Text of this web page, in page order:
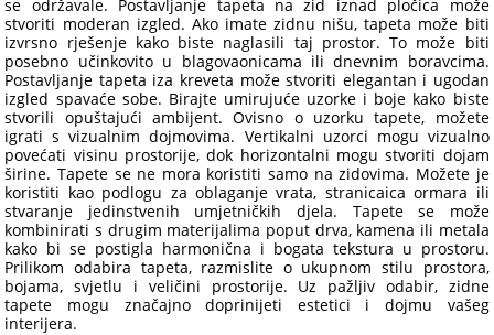
se održavale. Postavljanje tapeta na zid iznad pločica može
stvoriti moderan izgled. Ako imate zidnu nišu, tapeta može biti
izvrsno rješenje kako biste naglasili taj prostor. To može biti
posebno učinkovito u blagovaonicama ili dnevnim boravcima.
Postavljanje tapeta iza kreveta može stvoriti elegantan i ugodan
izgled spavaće sobe. Birajte umirujuće uzorke i boje kako biste
stvorili opuštajući ambijent. Ovisno o uzorku tapete, možete
igrati s vizualnim dojmovima. Vertikalni uzorci mogu vizualno
povećati visinu prostorije, dok horizontalni mogu stvoriti dojam
širine. Tapete se ne mora koristiti samo na zidovima. Možete je
koristiti kao podlogu za oblaganje vrata, stranicaica ormara ili
stvaranje jedinstvenih umjetničkih djela. Tapete se može
kombinirati s drugim materijalima poput drva, kamena ili metala
kako bi se postigla harmonična i bogata tekstura u prostoru.
Prilikom odabira tapeta, razmislite o ukupnom stilu prostora,
bojama, svjetlu i veličini prostorije. Uz pažljiv odabir, zidne
tapete mogu značajno doprinijeti estetici i dojmu vašeg
interijera.